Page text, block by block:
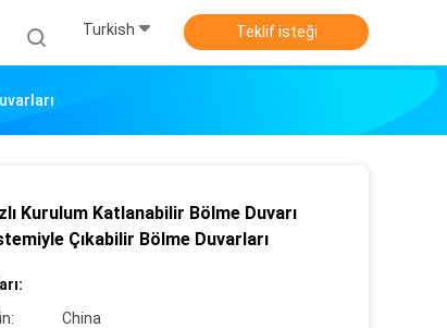
Turkish Teklif isteği
Kurulum Katlanabilir Bölme Duvarı
Çıkabilir Bölme Duvarları
China